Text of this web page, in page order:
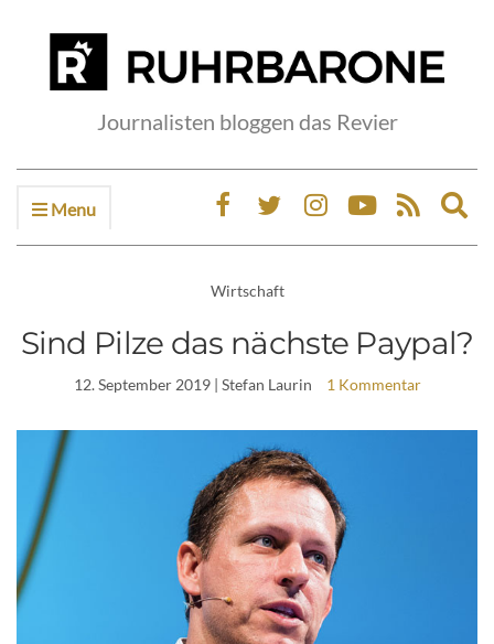
Journalisten bloggen das Revier
Menu
Wirtschaft
Sind Pilze das nächste Paypal?
12. September 2019| Stefan Laurin 1 Kommentar